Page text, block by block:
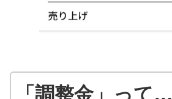
「調整金」って…